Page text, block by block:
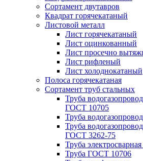
Сортамент двутавров
Квадрат горячекатаный
Листовой металл
Лист горячекатаный
Лист оцинкованный
Лист просечно
Лист рифленый
Лист холоднокатаный
Полоса горячекатаная
Сортамент труб стальных
Труба
ГОСТ 10705
Труба
Труба
ГОСТ 3262-75
Труба
Труба ГОСТ 10706